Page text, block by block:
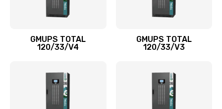
GMUPS TOTAL
120/33/V4
GMUPS TOTAL
120/33/V3